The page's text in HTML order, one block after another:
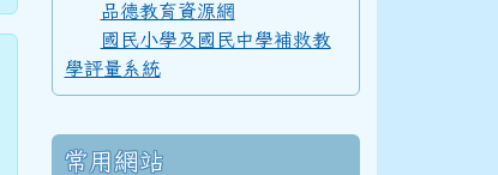
品德教育資源網
國民小學及國民中學補救教
學評量系統
常用網站